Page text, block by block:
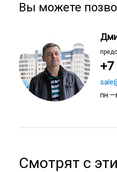
Вы можете
+7
Смотрят с